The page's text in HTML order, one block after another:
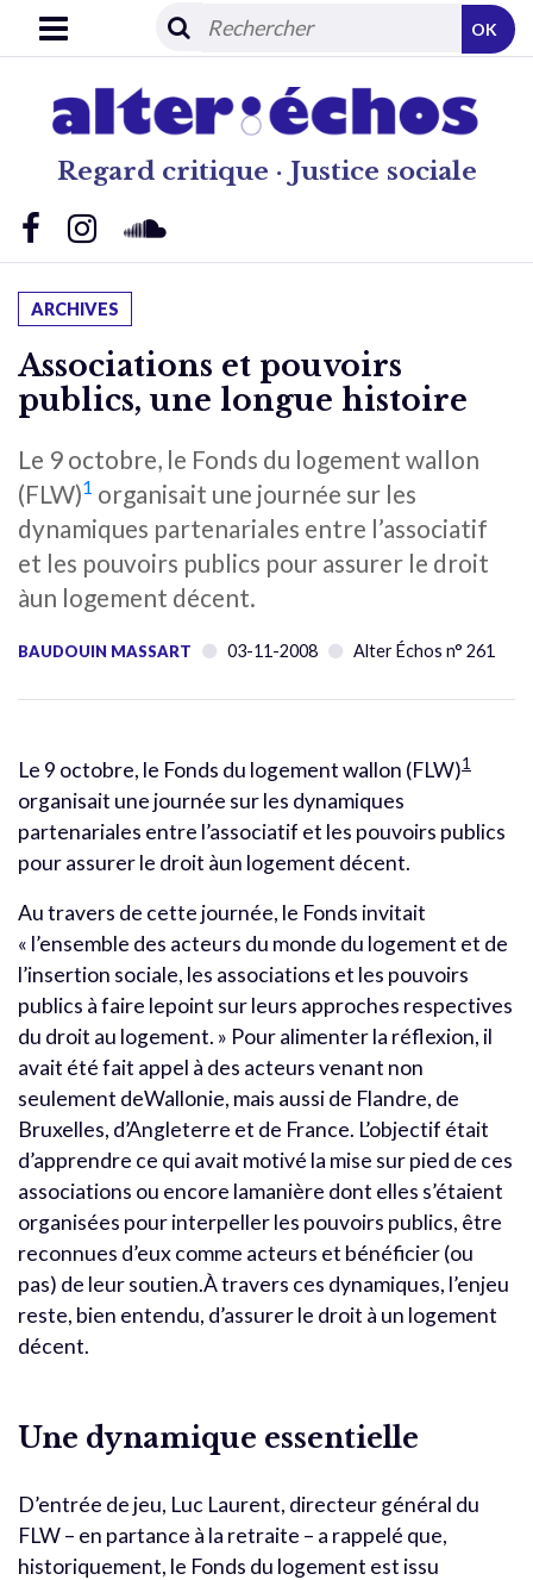
Regard critique · Justice sociale
OK
ARCHIVES
Associations et pouvoirs
publics, une longue histoire
Le 9 octobre, le Fonds du logement wallon
(FLW)1 organisait une journée sur les
dynamiques partenariales entre l’associatif
et les pouvoirs publics pour assurer le droit
àun logement décent.
BAUDOUIN MASSART 03-11-2008 Alter Échos n° 261
Le 9 octobre, le Fonds du logement wallon (FLW)1
organisait une journée sur les dynamiques
partenariales entre l’associatif et les pouvoirs publics
pour assurer le droit àun logement décent.
Au travers de cette journée, le Fonds invitait
« l’ensemble des acteurs du monde du logement et de
l’insertion sociale, les associations et les pouvoirs
publics à faire lepoint sur leurs approches respectives
du droit au logement. » Pour alimenter la réflexion, il
avait été fait appel à des acteurs venant non
seulement deWallonie, mais aussi de Flandre, de
Bruxelles, d’Angleterre et de France. L’objectif était
d’apprendre ce qui avait motivé la mise sur pied de ces
associations ou encore lamanière dont elles s’étaient
organisées pour interpeller les pouvoirs publics, être
reconnues d’eux comme acteurs et bénéficier (ou
pas) de leur soutien.À travers ces dynamiques, l’enjeu
reste, bien entendu, d’assurer le droit à un logement
décent.
Une dynamique essentielle
D’entrée de jeu, Luc Laurent, directeur général du
FLW – en partance à la retraite – a rappelé que,
historiquement, le Fonds du logement est issu